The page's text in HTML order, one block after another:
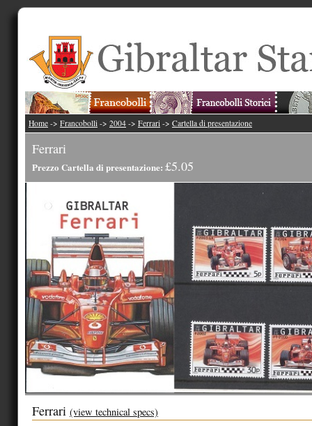
Home -> Francobolli -> 2004 -> Ferrari -> Cartella di presentazione
Ferrari
Prezzo Cartella di presentazione: £5.05
Ferrari (view technical specs)